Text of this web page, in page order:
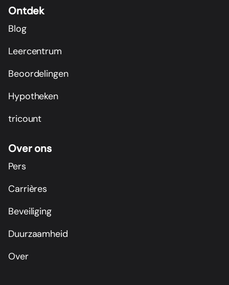
Ontdek
Blog
Leercentrum
Beoordelingen
Hypotheken
tricount
Over ons
Pers
Carrières
Beveiliging
Duurzaamheid
Over